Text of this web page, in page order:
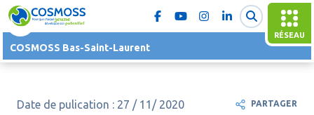
RÉSEAU
COSMOSS Bas-Saint-Laurent
Date de pulication : 27 / 11/ 2020 PARTAGER